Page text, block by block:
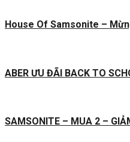
House Of Samsonite –
ABER ƯU ĐÃI BACK TO
SAMSONITE – MUA 2 –